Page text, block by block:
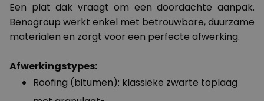
Een plat dak vraagt om een doordachte aanpak.
Benogroup werkt enkel met betrouwbare, duurzame
materialen en zorgt voor een perfecte afwerking.
Afwerkingstypes:
Roofing (bitumen): klassieke zwarte toplaag